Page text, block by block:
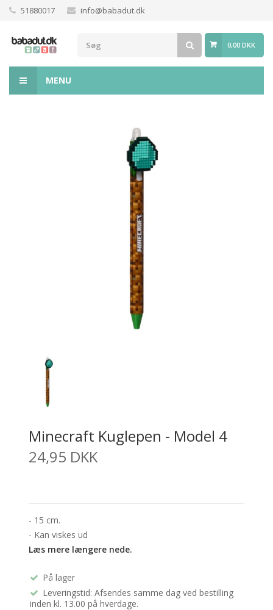
51880017 info@babadut.dk
0,00 DKK
MENU
Minecraft Kuglepen - Model 4
24,95 DKK
- 15 cm.
- Kan viskes ud
Læs mere længere nede.
På lager
Leveringstid: Afsendes samme dag ved bestilling
inden kl. 13.00 på hverdage.